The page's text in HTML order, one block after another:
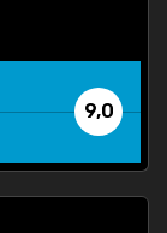
9,0